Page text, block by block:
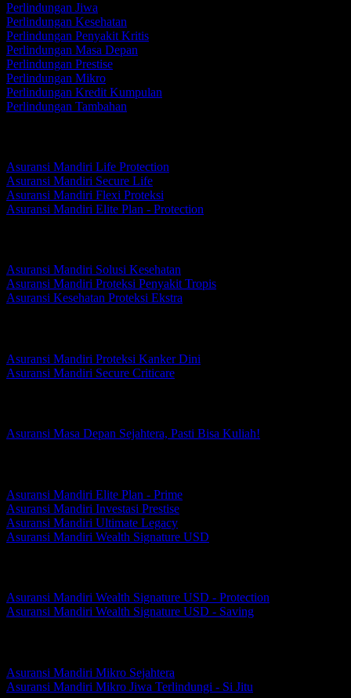
Perlindungan Jiwa
Perlindungan Kesehatan
Perlindungan Penyakit Kritis
Perlindungan Masa Depan
Perlindungan Prestise
Perlindungan Mikro
Perlindungan Kredit Kumpulan
Perlindungan Tambahan
Asuransi Mandiri Life Protection
Asuransi Mandiri Secure Life
Asuransi Mandiri Flexi Proteksi
Asuransi Mandiri Elite Plan - Protection
Asuransi Mandiri Solusi Kesehatan
Asuransi Mandiri Proteksi Penyakit Tropis
Asuransi Kesehatan Proteksi Ekstra
Asuransi Mandiri Proteksi Kanker Dini
Asuransi Mandiri Secure Criticare
Asuransi Masa Depan Sejahtera, Pasti Bisa Kuliah!
Asuransi Mandiri Elite Plan - Prime
Asuransi Mandiri Investasi Prestise
Asuransi Mandiri Ultimate Legacy
Asuransi Mandiri Wealth Signature USD
Asuransi Mandiri Wealth Signature USD - Protection
Asuransi Mandiri Wealth Signature USD - Saving
Asuransi Mandiri Mikro Sejahtera
Asuransi Mandiri Mikro Jiwa Terlindungi - Si Jitu